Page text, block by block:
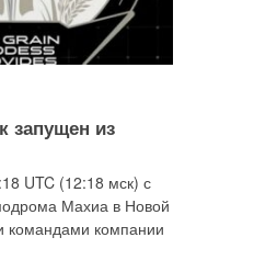
запущен из
UTC (12:18 мск) с
Махиа в Новой
командами компании